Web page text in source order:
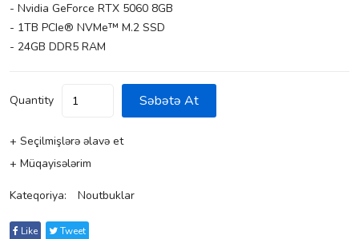
- Nvidia GeForce RTX 5060 8GB
- 1TB PCIe® NVMe™ M.2 SSD
- 24GB DDR5 RAM
Quantity Səbətə At
+ Seçilmişlərə əlavə et
+ Müqayisələrim
Kateqoriya: Noutbuklar
Like Tweet